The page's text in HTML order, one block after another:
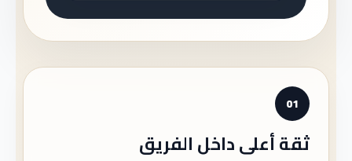
01
ثقة أعلى داخل الفريق